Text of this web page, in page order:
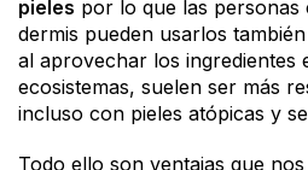
pieles por lo que las
dermis pueden usarlos
al aprovechar los ingredientes
ecosistemas, suelen ser más
incluso con pieles atópicas y
Todo ello son ventajas que